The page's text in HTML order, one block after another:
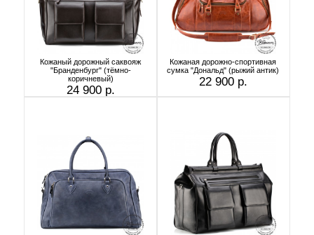
Кожаный дорожный саквояж
"Бранденбург" (тёмно-
коричневый)
24 900 р.
Кожаная дорожно-спортивная
сумка "Дональд" (рыжий антик)
22 900 р.